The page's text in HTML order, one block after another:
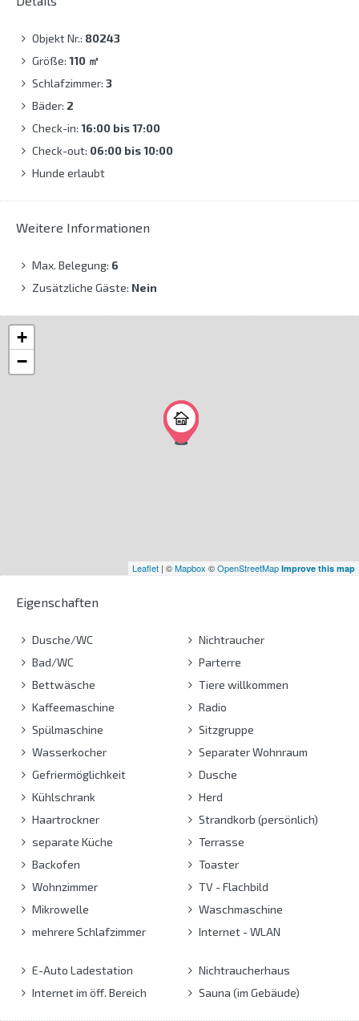
Objekt Nr.: 80243
Größe: 110 ㎡
Schlafzimmer: 3
Bäder: 2
Check-in: 16:00 bis 17:00
Check-out: 06:00 bis 10:00
Hunde erlaubt
Weitere Informationen
Max. Belegung: 6
Zusätzliche Gäste: Nein
+
−
Leaflet | ©Mapbox ©OpenStreetMap Improve this map
Eigenschaften
Dusche/WC
Bad/WC
Bettwäsche
Kaffeemaschine
Spülmaschine
Wasserkocher
Gefriermöglichkeit
Kühlschrank
Haartrockner
separate Küche
Backofen
Wohnzimmer
Mikrowelle
mehrere Schlafzimmer
Nichtraucher
Parterre
Tiere willkommen
Radio
Sitzgruppe
Separater Wohnraum
Dusche
Herd
Strandkorb (persönlich)
Terrasse
Toaster
TV - Flachbild
Waschmaschine
Internet - WLAN
E-Auto Ladestation
Internet im öff. Bereich
Nichtraucherhaus
Sauna (im Gebäude)